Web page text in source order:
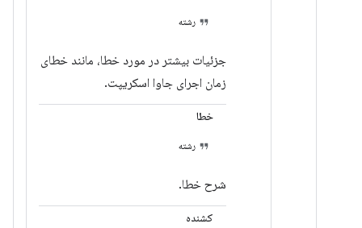
رشته
جزئیات بیشتر در مورد خطا، مانند خطای
زمان اجرای جاوا اسکریپت.
خطا
رشته
شرح خطا.
کشنده